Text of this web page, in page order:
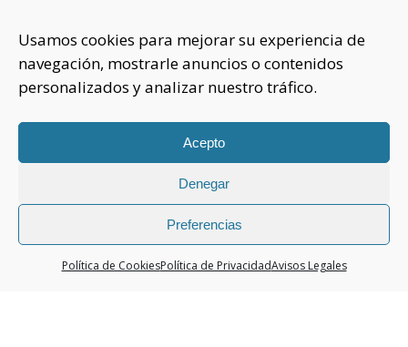
Usamos cookies para mejorar su experiencia de
navegación, mostrarle anuncios o contenidos
personalizados y analizar nuestro tráfico.
Acepto
Denegar
Preferencias
Política de CookiesPolítica de PrivacidadAvisos Legales
Sobre nosotros
Aviso Legal
Política de Privacidad
Política Cookies
CONTACTAR
925 508 922
dhelia@dhelia.es